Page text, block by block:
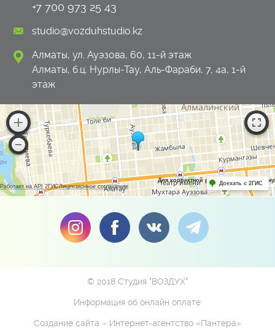
+7 700 973 25 43
studio@vozduhstudio.kz
Алматы, ул. Ауэзова, 60, 11-й этаж
Алматы, б.ц. Нурлы-Тау, Аль-Фараби, 7, 4а, 1-й
этаж
Работает на API 2ГИСЛицензионное соглашение
Для корректной работы Raster JS API
Доехать с 2ГИС
© 2018 Студия "ВОЗДУХ"
Информация об онлайн оплате
Создание сайта – Интернет-агентство «Пантера»